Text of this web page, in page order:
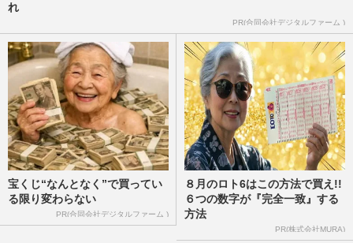
れ
PR(合同会社デジタルファーム )
宝くじ“なんとなく”で買ってい
る限り変わらない
PR(合同会社デジタルファーム )
８月のロト6はこの方法で買え!!
６つの数字が『完全一致』する
方法
PR(株式会社MURA)